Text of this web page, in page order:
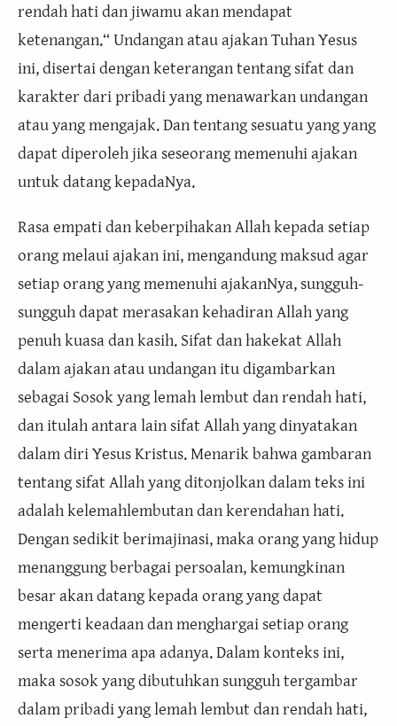
rendah hati dan jiwamu akan mendapat
ketenangan.“ Undangan atau ajakan Tuhan Yesus
ini, disertai dengan keterangan tentang sifat dan
karakter dari pribadi yang menawarkan undangan
atau yang mengajak. Dan tentang sesuatu yang yang
dapat diperoleh jika seseorang memenuhi ajakan
untuk datang kepadaNya.
Rasa empati dan keberpihakan Allah kepada setiap
orang melaui ajakan ini, mengandung maksud agar
setiap orang yang memenuhi ajakanNya, sungguh-
sungguh dapat merasakan kehadiran Allah yang
penuh kuasa dan kasih. Sifat dan hakekat Allah
dalam ajakan atau undangan itu digambarkan
sebagai Sosok yang lemah lembut dan rendah hati,
dan itulah antara lain sifat Allah yang dinyatakan
dalam diri Yesus Kristus. Menarik bahwa gambaran
tentang sifat Allah yang ditonjolkan dalam teks ini
adalah kelemahlembutan dan kerendahan hati.
Dengan sedikit berimajinasi, maka orang yang hidup
menanggung berbagai persoalan, kemungkinan
besar akan datang kepada orang yang dapat
mengerti keadaan dan menghargai setiap orang
serta menerima apa adanya. Dalam konteks ini,
maka sosok yang dibutuhkan sungguh tergambar
dalam pribadi yang lemah lembut dan rendah hati,